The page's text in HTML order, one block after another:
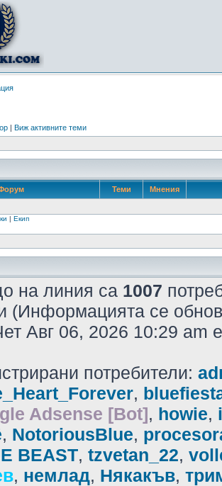
| Виж активните теми
Теми Мнения
| Екип
на линия са 1007
(Информацията се
Авг 06, 2026 10:29
потребители:
,
Adsense [Bot], howie,
, NotoriousBlue,
BEAST, tzvetan_22,
, немлад, Някaкъв,